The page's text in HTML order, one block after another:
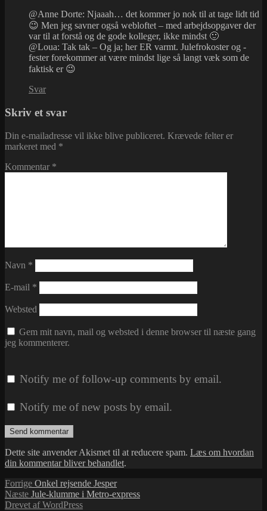
@Anne Dorte: Njaaah… det kommer jo nok til at tage lidt tid
😉 Men jeg savner også webloftet – med arbejdsopgaver der
var til at forstå og de gode kolleger, ikke mindst 🙂
@Loua: Tak tak – Og ja; her ER varmt. Julefrokoster og -
fester forekommer at være mindst lige så langt væk som de
faktisk er 😉
Svar
Skriv et svar
Din e-mailadresse vil ikke blive publiceret. Krævede felter er
markeret med *
Kommentar *
Navn *
E-mail *
Websted
Gem mit navn, mail og websted i denne browser til næste gang
jeg kommenterer.
Notify me of follow-up comments by email.
Notify me of new posts by email.
Dette site anvender Akismet til at reducere spam. Læs om hvordan
din kommentar bliver behandlet.
Indlægsnavigation
Forrige Forrige
indlæg:
Onkel rejsende Jesper
Næste Næste
indlæg:
Jule-klumme i Metro-express
Drevet af WordPress